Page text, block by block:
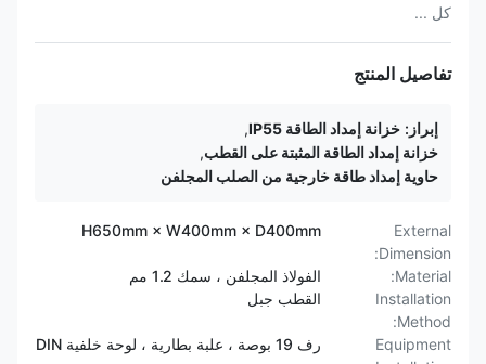
كل ...
تفاصيل المنتج
إبراز: خزانة إمداد الطاقة IP55
,
خزانة إمداد الطاقة المثبتة على القطب,
حاوية إمداد طاقة خارجية من الصلب المجلفن
External
Dimension:
H650mm × W400mm × D400mm
Material:
الفولاذ المجلفن ، سمك 1.2 مم
Installation
Method:
القطب جبل
Equipment
رف 19 بوصة ، علبة بطارية ، لوحة خلفية DIN